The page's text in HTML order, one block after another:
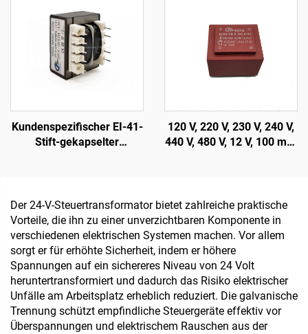
Frequenz
Kundenspezifischer EI-41-
Stift-gekapselter
für 240 V Eingang und 24
V/36 V/380 V Ausgang, 50
Hz Frequenz
120 V, 220 V, 230 V, 240 V,
440 V, 480 V, 12 V, 100 mA,
Der 24-V-Steuertransformator bietet zahlreiche praktische
Vorteile, die ihn zu einer unverzichtbaren Komponente in
verschiedenen elektrischen Systemen machen. Vor allem
sorgt er für erhöhte Sicherheit, indem er höhere
Spannungen auf ein sichereres Niveau von 24 Volt
heruntertransformiert und dadurch das Risiko elektrischer
Unfälle am Arbeitsplatz erheblich reduziert. Die galvanische
Trennung schützt empfindliche Steuergeräte effektiv vor
Überspannungen und elektrischem Rauschen aus der